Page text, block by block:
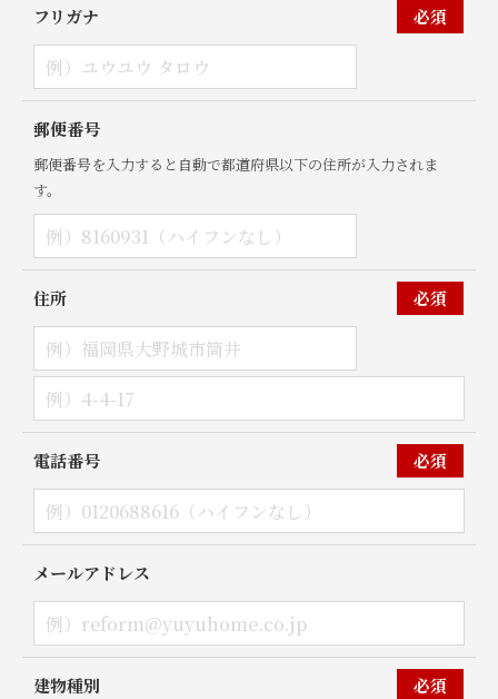
フリガナ 必須
郵便番号
郵便番号を入力すると自動で都道府県以下の住所が入力されま
す。
住所 必須
電話番号 必須
メールアドレス
建物種別 必須